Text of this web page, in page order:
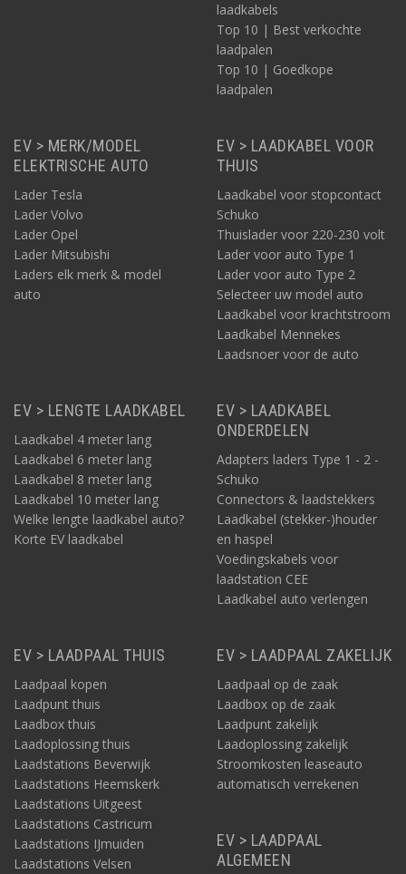
laadkabels
Top 10 | Best verkochte
laadpalen
Top 10 | Goedkope
laadpalen
EV > MERK/MODEL
ELEKTRISCHE AUTO
Lader Tesla
Lader Volvo
Lader Opel
Lader Mitsubishi
Laders elk merk & model
auto
EV > LAADKABEL VOOR
THUIS
Laadkabel voor stopcontact
Schuko
Thuislader voor 220-230 volt
Lader voor auto Type 1
Lader voor auto Type 2
Selecteer uw model auto
Laadkabel voor krachtstroom
Laadkabel Mennekes
Laadsnoer voor de auto
EV > LENGTE LAADKABEL
Laadkabel 4 meter lang
Laadkabel 6 meter lang
Laadkabel 8 meter lang
Laadkabel 10 meter lang
Welke lengte laadkabel auto?
Korte EV laadkabel
EV > LAADKABEL
ONDERDELEN
Adapters laders Type 1 - 2 -
Schuko
Connectors & laadstekkers
Laadkabel (stekker-)houder
en haspel
Voedingskabels voor
laadstation CEE
Laadkabel auto verlengen
EV > LAADPAAL THUIS
Laadpaal kopen
Laadpunt thuis
Laadbox thuis
Laadoplossing thuis
Laadstations Beverwijk
Laadstations Heemskerk
Laadstations Uitgeest
Laadstations Castricum
Laadstations IJmuiden
Laadstations Velsen
EV > LAADPAAL ZAKELIJK
Laadpaal op de zaak
Laadbox op de zaak
Laadpunt zakelijk
Laadoplossing zakelijk
Stroomkosten leaseauto
automatisch verrekenen
EV > LAADPAAL
ALGEMEEN